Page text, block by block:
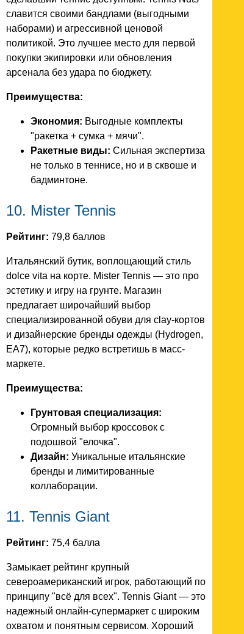
славится своими бандлами (выгодными
наборами) и агрессивной ценовой
политикой. Это лучшее место для первой
покупки экипировки или обновления
арсенала без удара по бюджету.
Преимущества:
Экономия: Выгодные комплекты
"ракетка + сумка + мячи".
Ракетные виды: Сильная экспертиза
не только в теннисе, но и в сквоше и
бадминтоне.
10. Mister Tennis
Рейтинг: 79,8 баллов
Итальянский бутик, воплощающий стиль
dolce vita на корте. Mister Tennis — это про
эстетику и игру на грунте. Магазин
предлагает широчайший выбор
специализированной обуви для clay-кортов
и дизайнерские бренды одежды (Hydrogen,
EA7), которые редко встретишь в масс-
маркете.
Преимущества:
Грунтовая специализация:
Огромный выбор кроссовок с
подошвой "елочка".
Дизайн: Уникальные итальянские
бренды и лимитированные
коллаборации.
11. Tennis Giant
Рейтинг: 75,4 балла
Замыкает рейтинг крупный
североамериканский игрок, работающий по
принципу "всё для всех". Tennis Giant — это
надежный онлайн-супермаркет с широким
охватом и понятным сервисом. Хороший